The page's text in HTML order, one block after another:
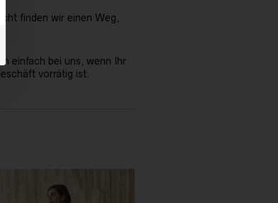
finden wir einen Weg,
einfach bei uns, wenn Ihr
vorrätig ist.